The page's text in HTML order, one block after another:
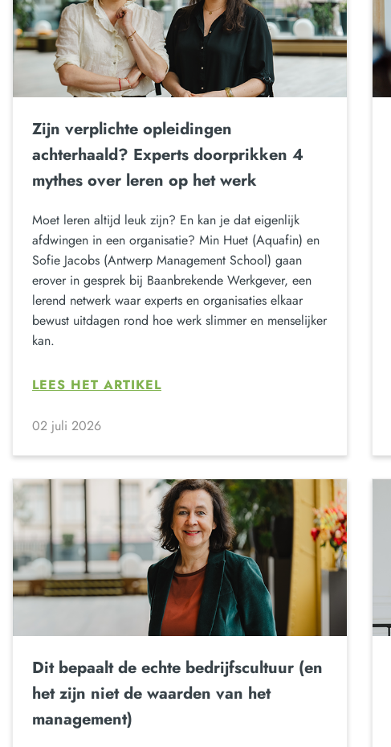
Zijn verplichte opleidingen
achterhaald? Experts doorprikken 4
mythes over leren op het werk
Moet leren altijd leuk zijn? En kan je dat eigenlijk
afdwingen in een organisatie? Min Huet (Aquafin) en
Sofie Jacobs (Antwerp Management School) gaan
erover in gesprek bij Baanbrekende Werkgever, een
lerend netwerk waar experts en organisaties elkaar
bewust uitdagen rond hoe werk slimmer en menselijker
kan.
LEES HET ARTIKEL
02 juli 2026
Dit bepaalt de echte bedrijfscultuur (en
het zijn niet de waarden van het
management)